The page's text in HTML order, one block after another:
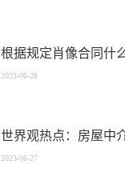
根据规定肖像合同什
2023-06-28
世界观热点：房屋中
2023-06-27